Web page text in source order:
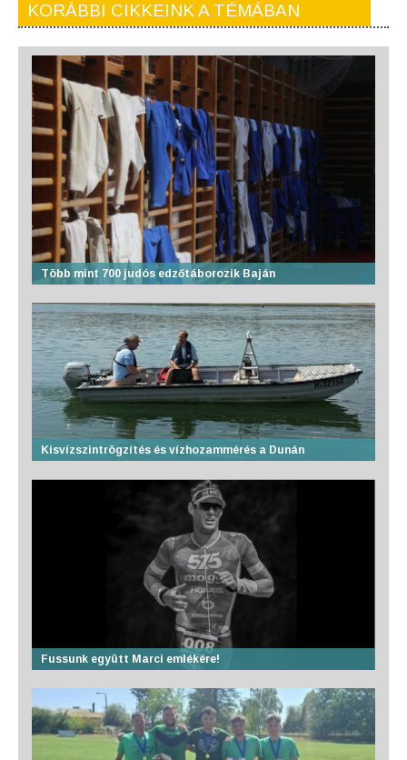
KORÁBBI CIKKEINK A TÉMÁBAN
Több mint 700 judós edzőtáborozik Baján
Kisvízszintrögzítés és vízhozammérés a Dunán
Fussunk együtt Marci emlékére!